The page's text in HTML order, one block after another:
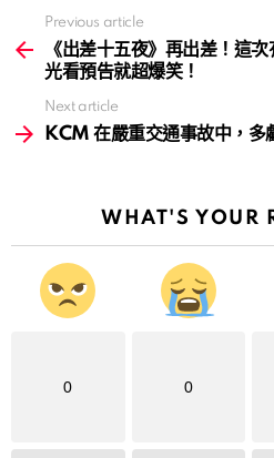
more
Previous article
《出差十五夜》再出差！這
光看預告就超爆笑！
Next article
KCM 在嚴重交通事故中，多
WHAT'S YOUR
0 0